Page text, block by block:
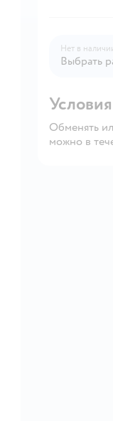
Нет в
Выбрать
Обменять
можно в